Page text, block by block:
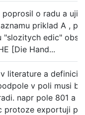
o radu a
priklad A ,
"slozitych edic"
[Die Hand...
literature a definici
v poli musi
napr pole 801 a
protoze exportuji